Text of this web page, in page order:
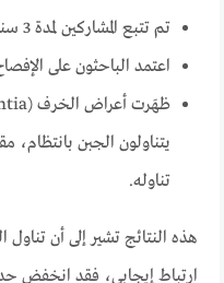
تم تتبع المشاركين لمدة 3 سنوات.
اعتمد الباحثون على
تناوله.
هذه النتائج تشير إلى أن